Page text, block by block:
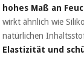
hohes Maß an
wirkt ähnlich wie
natürlichen
Elastizität und